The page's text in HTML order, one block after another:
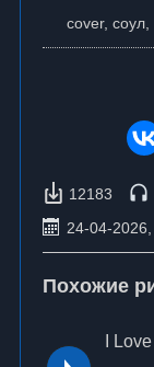
cover, соул
12183
24-04-2026,
Похожие
I